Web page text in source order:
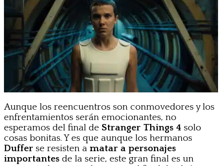
Aunque los reencuentros son conmovedores y los
enfrentamientos serán emocionantes, no
esperamos del final de Stranger Things 4 solo
cosas bonitas. Y es que aunque los hermanos
Duffer se resisten a matar a personajes
importantes de la serie, este gran final es un